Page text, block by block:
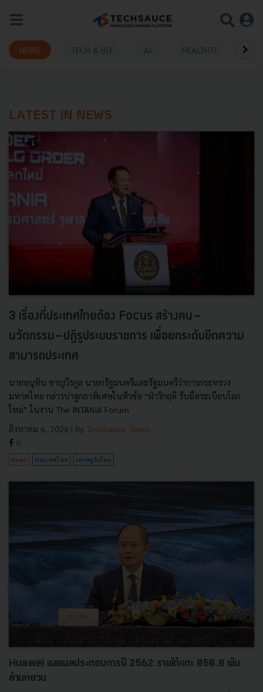
NEWS TECH & BIZ AI HEALTHTECH
LATEST IN NEWS
3 เรื่องที่ประเทศไทยต้อง Focus สร้างคน–
นวัตกรรม–ปฏิรูประบบราชการ เพื่อยกระดับขีดความ
สามารถประเทศ
นายอนุทิน ชาญวีรกูล นายกรัฐมนตรีและรัฐมนตรีว่าการกระทรวง
มหาดไทย กล่าวปาฐกถาพิเศษในหัวข้อ “ฝ่าวิกฤติ รับมือระเบียบโลก
ใหม่” ในงาน The INTANIA Forum
สิงหาคม 6, 2026 | By Techsauce Team
0
News ประเทศไทย เศรษฐกิจไทย
Huawei เผยผลประกอบการปี 2562 รายได้แตะ 858.8 พัน
ล้านหยวน